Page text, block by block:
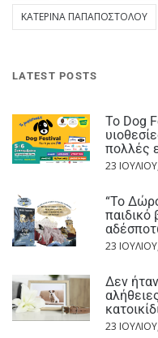
ΚΑΤΕΡΊΝΑ ΠΑΠΑΠΟΣΤΌΛΟΥ
LATEST POSTS
Το Dog
πολλές
23
“Το
παιδικό
23
Δεν
23